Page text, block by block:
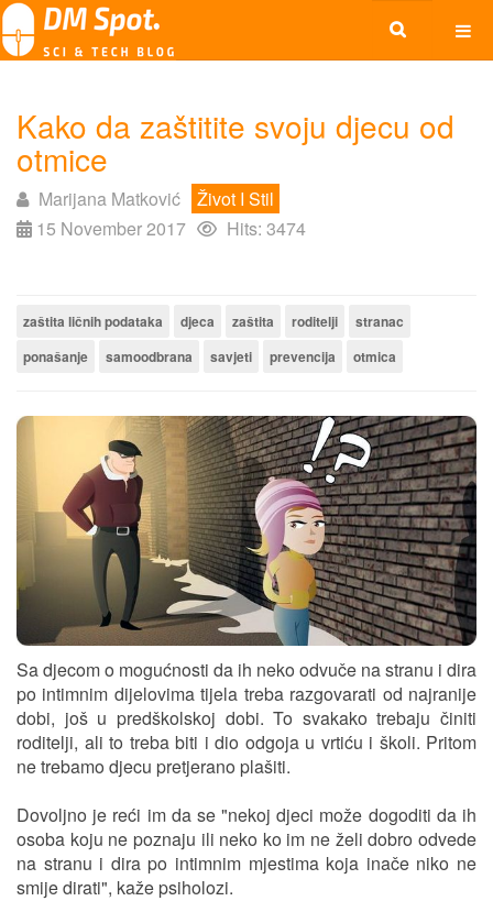
Kako da zaštitite svoju djecu od
otmice
Marijana Matković
Život I Stil
15 November 2017
Hits: 3474
zaštita ličnih podataka djeca zaštita roditelji
stranac
ponašanje
samoodbrana savjeti prevencija otmica
Sa djecom o mogućnosti da ih neko odvuče na stranu i dira
po intimnim dijelovima tijela treba razgovarati od najranije
dobi, još u predškolskoj dobi. To svakako trebaju činiti
roditelji, ali to treba biti i dio odgoja u vrtiću i školi. Pritom
ne trebamo djecu pretjerano plašiti.
Dovoljno je reći im da se "nekoj djeci može dogoditi da ih
osoba koju ne poznaju ili neko ko im ne želi dobro odvede
na stranu i dira po intimnim mjestima koja inače niko ne
smije dirati", kaže psiholozi.